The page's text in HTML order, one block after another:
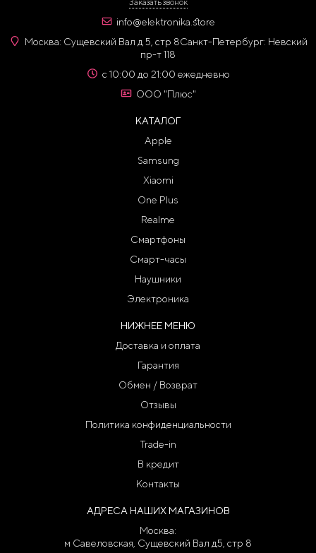
info@elektronika.store
Москва: Сущевский Вал д 5, стр 8Санкт-Петербург: Невский
пр-т 118
с 10:00 до 21:00 ежедневно
ООО "Плюс"
КАТАЛОГ
Apple
Samsung
Xiaomi
One Plus
Realme
Смартфоны
Смарт-часы
Наушники
Электроника
НИЖНЕЕ МЕНЮ
Доставка и оплата
Гарантия
Обмен / Возврат
Отзывы
Политика конфиденциальности
Trade-in
В кредит
Контакты
АДРЕСА НАШИХ МАГАЗИНОВ
Москва:
м Савеловская, Сущевский Вал д5, стр 8